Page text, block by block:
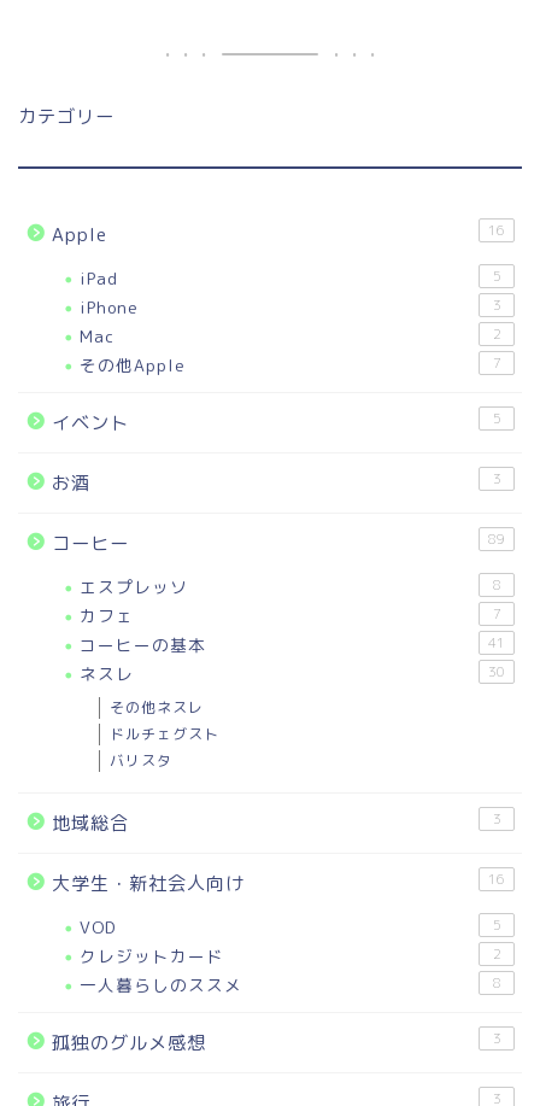
カテゴリー
Apple 16
iPad 5
iPhone 3
Mac 2
その他Apple 7
イベント 5
お酒 3
コーヒー 89
エスプレッソ 8
カフェ 7
コーヒーの基本 41
ネスレ 30
その他ネスレ
ドルチェグスト
バリスタ
地域総合 3
大学生・新社会人向け 16
VOD 5
クレジットカード 2
一人暮らしのススメ 8
孤独のグルメ感想 3
3